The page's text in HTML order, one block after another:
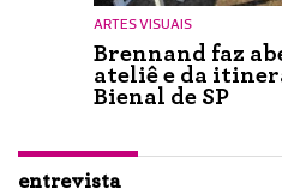
ARTES VISUAIS
Brennand faz
ateliê e da
Bienal de SP
entrevista